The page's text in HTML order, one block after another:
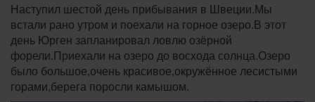
Наступил шестой день прибывания в Швеции.Мы
встали рано утром и поехали на горное озеро.В этот
день Юрген запланировал ловлю озёрной
форели.Приехали на озеро до восхода солнца.Озеро
было большое,очень красивое,окружённое лесистыми
горами,берега поросли камышом.